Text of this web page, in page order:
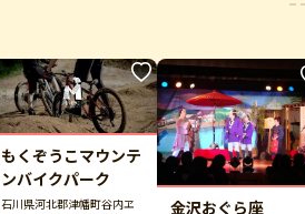
もくぞうこマウンテ
ンバイクパーク
石川県河北郡津幡町谷内ヱ
金沢おぐら座